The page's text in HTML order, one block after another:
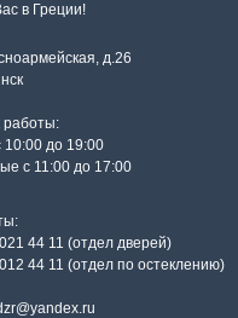
в Греции!
д.26
работы:
10:00 до 19:00
с 11:00 до 17:00
44 11 (отдел дверей)
44 11 (отдел по остеклению)